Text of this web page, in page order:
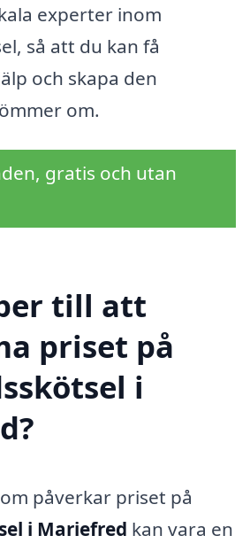
experter inom
så att du kan få
och skapa den
om.
gratis och utan
till att
priset på
i
påverkar priset på
i Mariefred kan vara en